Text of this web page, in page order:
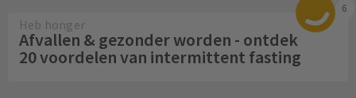
6
Heb honger
Afvallen & gezonder worden - ontdek
20 voordelen van intermittent fasting